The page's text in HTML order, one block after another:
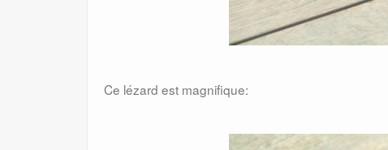
Ce lézard est magnifique: